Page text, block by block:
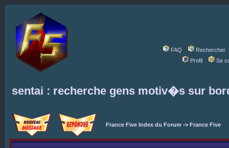
FAQ
Rechercher
Profil
Se
sentai : recherche gens motiv�s sur
France Five Index du Forum -> France Five